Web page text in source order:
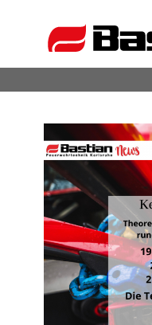
Unternehmen
Ansprechpartner
News
Katalog